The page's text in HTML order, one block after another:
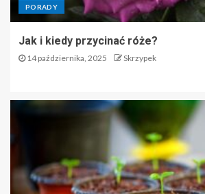
PORADY
Jak i kiedy przycinać róże?
14 października, 2025 Skrzypek